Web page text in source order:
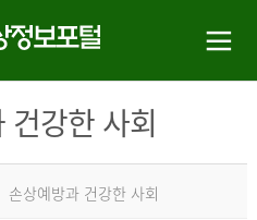
건강한 사회
손상예방과 건강한 사회